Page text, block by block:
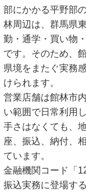
部にかかる平野部
林周辺は、群馬県
勤・通学・買い物
です。そのため、
県境をまたぐ実務
けられます。
営業店舗は館林市
い範囲で日常利用
手さはなくても、
座、振込、納付、
ています。
金融機関コード「
振込実務に登場す